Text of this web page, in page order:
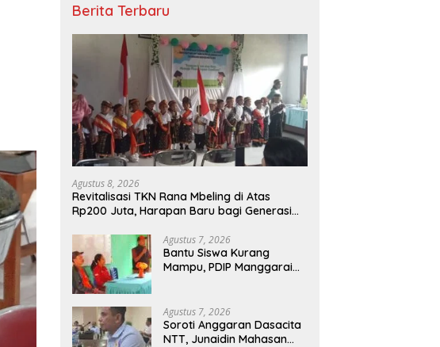
Berita Terbaru
Agustus 8, 2026
Revitalisasi TKN Rana Mbeling di Atas
Rp200 Juta, Harapan Baru bagi Generasi
Agustus 7, 2026
Bantu Siswa Kurang
Mampu, PDIP Manggarai
Agustus 7, 2026
Soroti Anggaran Dasacita
NTT, Junaidin Mahasan